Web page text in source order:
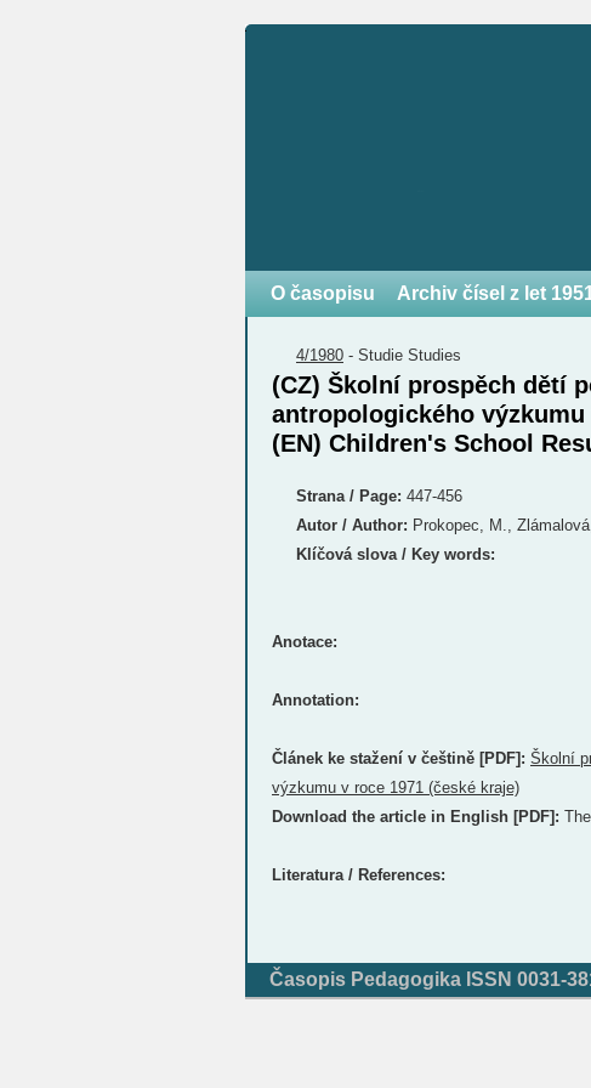
O časopisu Archiv čísel z let
4/1980 - Studie Studies
(CZ) Školní prospěch dětí
antropologického
(EN) Children's School
Strana / Page: 447-456
Autor / Author: Prokopec, M.,
Klíčová slova / Key words:
Anotace:
Annotation:
Článek ke stažení v češtině [PDF]: Školní
výzkumu v roce 1971 (české kraje)
Download the article in English [PDF]:
Literatura / References:
Časopis Pedagogika ISSN 0031-